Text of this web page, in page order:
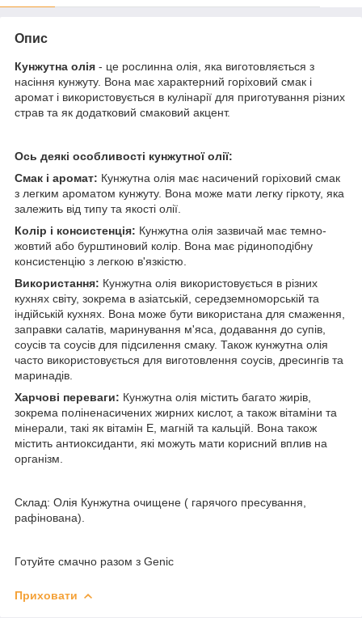
Опис
Кунжутна олія - це рослинна олія, яка виготовляється з
насіння кунжуту. Вона має характерний горіховий смак і
аромат і використовується в кулінарії для приготування різних
страв та як додатковий смаковий акцент.
Ось деякі особливості кунжутної олії:
Смак і аромат: Кунжутна олія має насичений горіховий смак
з легким ароматом кунжуту. Вона може мати легку гіркоту, яка
залежить від типу та якості олії.
Колір і консистенція: Кунжутна олія зазвичай має темно-
жовтий або бурштиновий колір. Вона має рідиноподібну
консистенцію з легкою в'язкістю.
Використання: Кунжутна олія використовується в різних
кухнях світу, зокрема в азіатській, середземноморській та
індійській кухнях. Вона може бути використана для смаження,
заправки салатів, маринування м'яса, додавання до супів,
соусів та соусів для підсилення смаку. Також кунжутна олія
часто використовується для виготовлення соусів, дресингів та
маринадів.
Харчові переваги: Кунжутна олія містить багато жирів,
зокрема поліненасичених жирних кислот, а також вітаміни та
мінерали, такі як вітамін Е, магній та кальцій. Вона також
містить антиоксиданти, які можуть мати корисний вплив на
організм.
Склад: Олія Кунжутна очищене ( гарячого пресування,
рафінована).
Готуйте смачно разом з Genic
Приховати